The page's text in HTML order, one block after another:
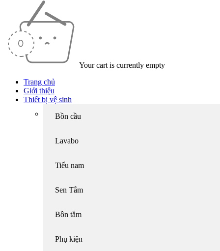
Your cart is currently empty
Trang chủ
Giới thiệu
Thiết bị vệ sinh
Bồn cầu
Lavabo
Tiểu nam
Sen Tắm
Bồn tắm
Phụ kiện